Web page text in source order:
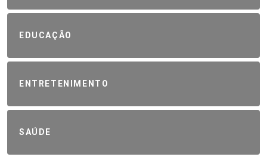
EDUCAÇÃO
ENTRETENIMENTO
SAÚDE